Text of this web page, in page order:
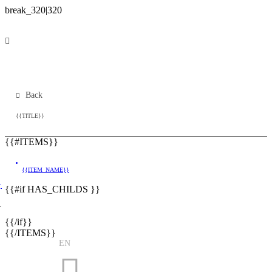
Back
{{TITLE}}
{{#ITEMS}}
{{ITEM_NAME}}
{{#if HAS_CHILDS }}
{{/if}}
{{/ITEMS}}
EN